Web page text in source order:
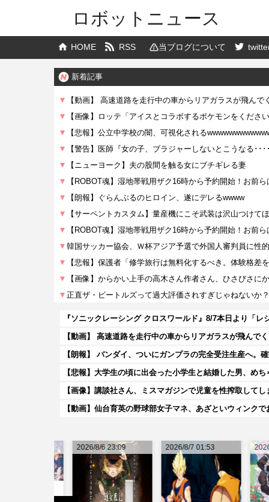
ロボットニュース
HOME RSS 当ブログについて
新着記事
【動画】 高速道路を走行中の車からリアガラスが飛んで
【朗報】 バンダイ、ついにガンプラの完全受注生産へ。
【悲報】大学生の頃に出会った小学生と結婚した男、め
【画像】講談社さん、ミスマガジンで児童を性搾取して
【動画】仙台育英の野球部女子マネ、あざといウィンク
2026/8/7 01:53 2026/8/7
2026/8/6 23:09